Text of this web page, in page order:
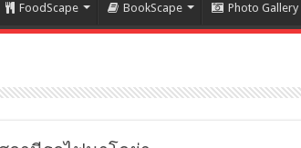
FoodScape BookScape Photo Gallery